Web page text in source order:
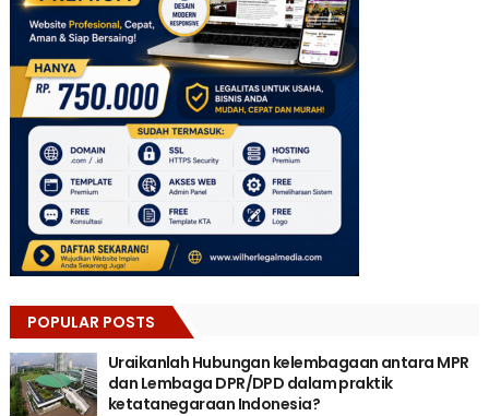
POPULAR POSTS
Uraikanlah Hubungan kelembagaan antara MPR
dan Lembaga DPR/DPD dalam praktik
ketatanegaraan Indonesia?